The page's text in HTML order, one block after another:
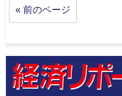
« 前のページ